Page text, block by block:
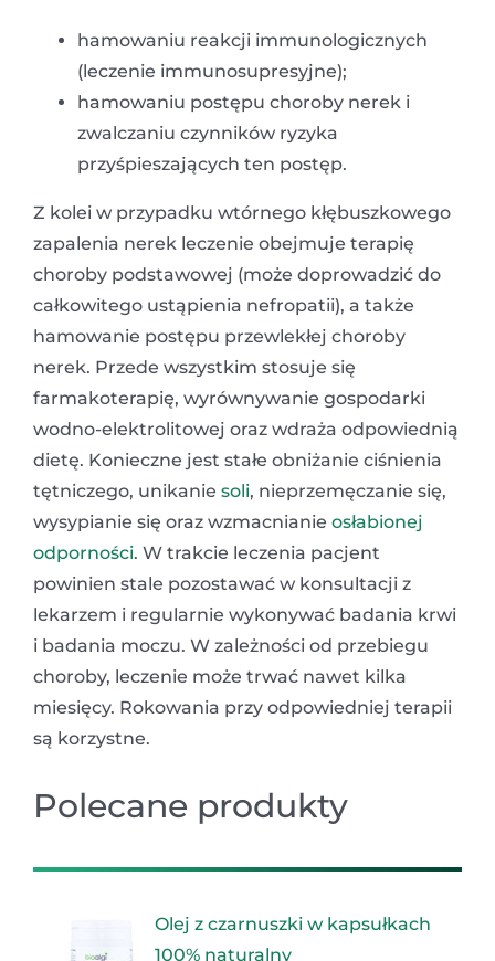
hamowaniu reakcji immunologicznych
(leczenie immunosupresyjne);
hamowaniu postępu choroby nerek i
zwalczaniu czynników ryzyka
przyśpieszających ten postęp.
Z kolei w przypadku wtórnego kłębuszkowego
zapalenia nerek leczenie obejmuje terapię
choroby podstawowej (może doprowadzić do
całkowitego ustąpienia nefropatii), a także
hamowanie postępu przewlekłej choroby
nerek. Przede wszystkim stosuje się
farmakoterapię, wyrównywanie gospodarki
wodno-elektrolitowej oraz wdraża odpowiednią
dietę. Konieczne jest stałe obniżanie ciśnienia
tętniczego, unikanie soli, nieprzemęczanie się,
wysypianie się oraz wzmacnianie osłabionej
odporności. W trakcie leczenia pacjent
powinien stale pozostawać w konsultacji z
lekarzem i regularnie wykonywać badania krwi
i badania moczu. W zależności od przebiegu
choroby, leczenie może trwać nawet kilka
miesięcy. Rokowania przy odpowiedniej terapii
są korzystne.
Polecane produkty
Olej z czarnuszki w kapsułkach
100% naturalny